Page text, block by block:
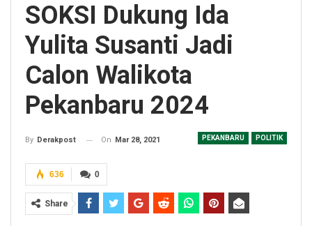
SOKSI Dukung Ida
Yulita Susanti Jadi
Calon Walikota
Pekanbaru 2024
PEKANBARU POLITIK
By Derakpost On Mar 28, 2021
0
636
Share